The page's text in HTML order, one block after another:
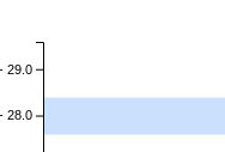
29.0
28.0